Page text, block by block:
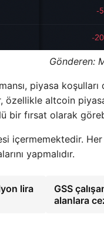
Gönderen:
piyasa
özellikle altcoin
bir fırsat olarak
içermemektedir.
yapmalıdır.
lira
GSS
alanlara